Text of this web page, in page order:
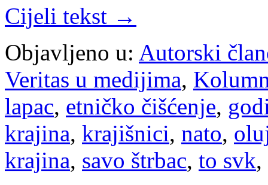
Cijeli tekst →
Objavljeno u: Autorski
Veritas u medijima,
lapac, etničko čišćenje,
krajina, krajišnici, nato,
krajina, savo štrbac, to svk,